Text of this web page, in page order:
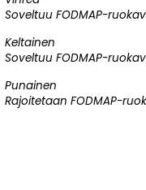
Soveltuu FODMAP-
Keltainen
Soveltuu FODMAP-
Punainen
Rajoitetaan FODMAP-